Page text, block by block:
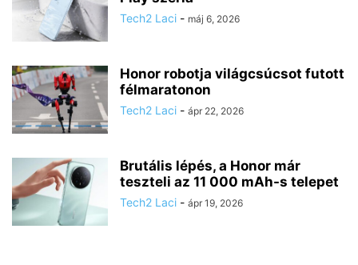
Tech2 Laci - máj 6, 2026
Honor robotja világcsúcsot futott
félmaratonon
Tech2 Laci - ápr 22, 2026
Brutális lépés, a Honor már
teszteli az 11 000 mAh-s telepet
Tech2 Laci - ápr 19, 2026